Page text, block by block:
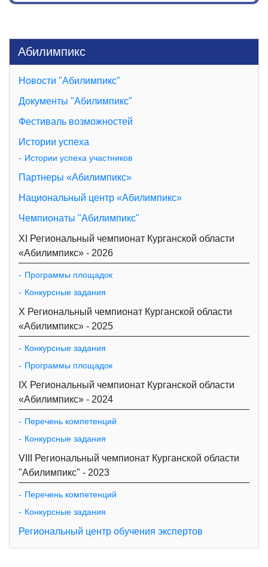
Абилимпикс
Новости "Абилимпикс"
Документы "Абилимпикс"
Фестиваль возможностей
Истории успеха
Истории успеха участников
Партнеры «Абилимпикс»
Национальный центр «Абилимпикс»
Чемпионаты "Абилимпикс"
XI Региональный чемпионат Курганской области
«Абилимпикс» - 2026
Программы площадок
Конкурсные задания
X Региональный чемпионат Курганской области
«Абилимпикс» - 2025
Конкурсные задания
Программы площадок
IX Региональный чемпионат Курганской области
«Абилимпикс» - 2024
Перечень компетенций
Конкурсные задания
VIII Региональный чемпионат Курганской области
"Абилимпикс" - 2023
Перечень компетенций
Конкурсные задания
Региональный центр обучения экспертов